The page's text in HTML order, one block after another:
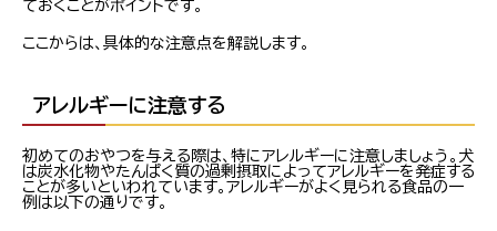
ておくことがポイントです。
ここからは、具体的な注意点を解説します。
アレルギーに注意する
初めてのおやつを与える際は、特にアレルギーに注意しましょう。犬
は炭水化物やたんぱく質の過剰摂取によってアレルギーを発症する
ことが多いといわれています。アレルギーがよく見られる食品の一
例は以下の通りです。